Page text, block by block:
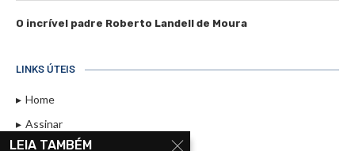
O incrível padre Roberto Landell de Moura
LINKS ÚTEIS
Home
Assinar
LEIA TAMBÉM